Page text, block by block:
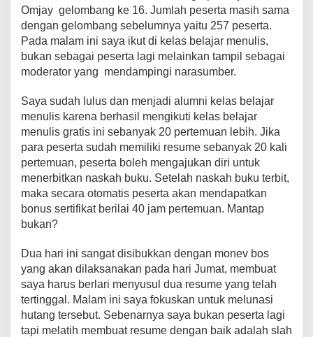
Omjay gelombang ke 16. Jumlah peserta masih sama
dengan gelombang sebelumnya yaitu 257 peserta.
Pada malam ini saya ikut di kelas belajar menulis,
bukan sebagai peserta lagi melainkan tampil sebagai
moderator yang mendampingi narasumber.
Saya sudah lulus dan menjadi alumni kelas belajar
menulis karena berhasil mengikuti kelas belajar
menulis gratis ini sebanyak 20 pertemuan lebih. Jika
para peserta sudah memiliki resume sebanyak 20 kali
pertemuan, peserta boleh mengajukan diri untuk
menerbitkan naskah buku. Setelah naskah buku terbit,
maka secara otomatis peserta akan mendapatkan
bonus sertifikat berilai 40 jam pertemuan. Mantap
bukan?
Dua hari ini sangat disibukkan dengan monev bos
yang akan dilaksanakan pada hari Jumat, membuat
saya harus berlari menyusul dua resume yang telah
tertinggal. Malam ini saya fokuskan untuk melunasi
hutang tersebut. Sebenarnya saya bukan peserta lagi
tapi melatih membuat resume dengan baik adalah slah